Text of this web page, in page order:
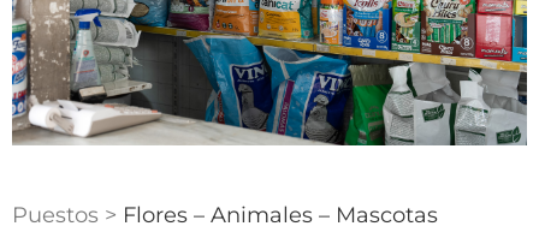
Puestos > Flores – Animales – Mascotas